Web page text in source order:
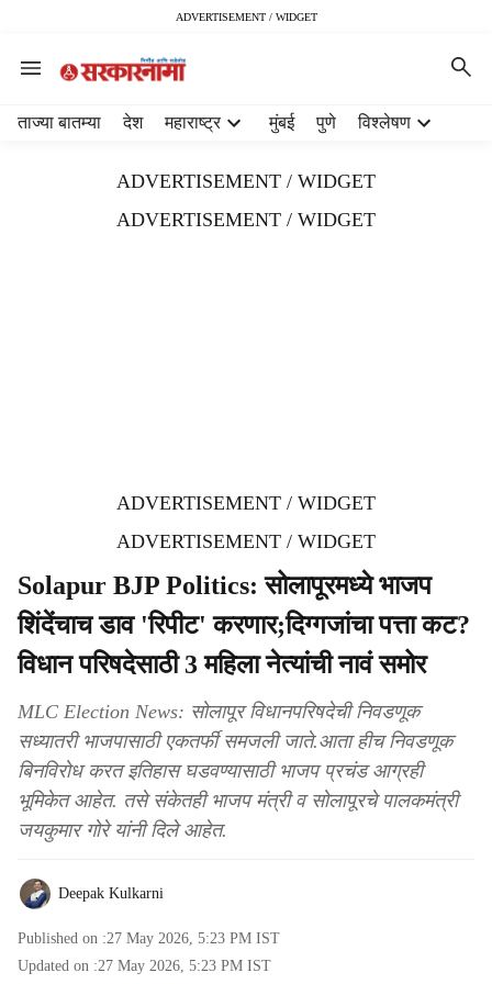
ADVERTISEMENT / WIDGET
ताज्या बातम्या देश महाराष्ट्र मुंबई पुणे विश्लेषण
ADVERTISEMENT / WIDGET
ADVERTISEMENT / WIDGET
ADVERTISEMENT / WIDGET
ADVERTISEMENT / WIDGET
Solapur BJP Politics: सोलापूरमध्ये भाजप
शिंदेंचाच डाव 'रिपीट' करणार;दिग्गजांचा पत्ता कट?
विधान परिषदेसाठी 3 महिला नेत्यांची नावं समोर
MLC Election News: सोलापूर विधानपरिषदेची निवडणूक
सध्यातरी भाजपासाठी एकतर्फी समजली जाते.आता हीच निवडणूक
बिनविरोध करत इतिहास घडवण्यासाठी भाजप प्रचंड आग्रही
भूमिकेत आहेत. तसे संकेतही भाजप मंत्री व सोलापूरचे पालकमंत्री
जयकुमार गोरे यांनी दिले आहेत.
Deepak Kulkarni
Published on :27 May 2026, 5:23 PM IST
Updated on :27 May 2026, 5:23 PM IST